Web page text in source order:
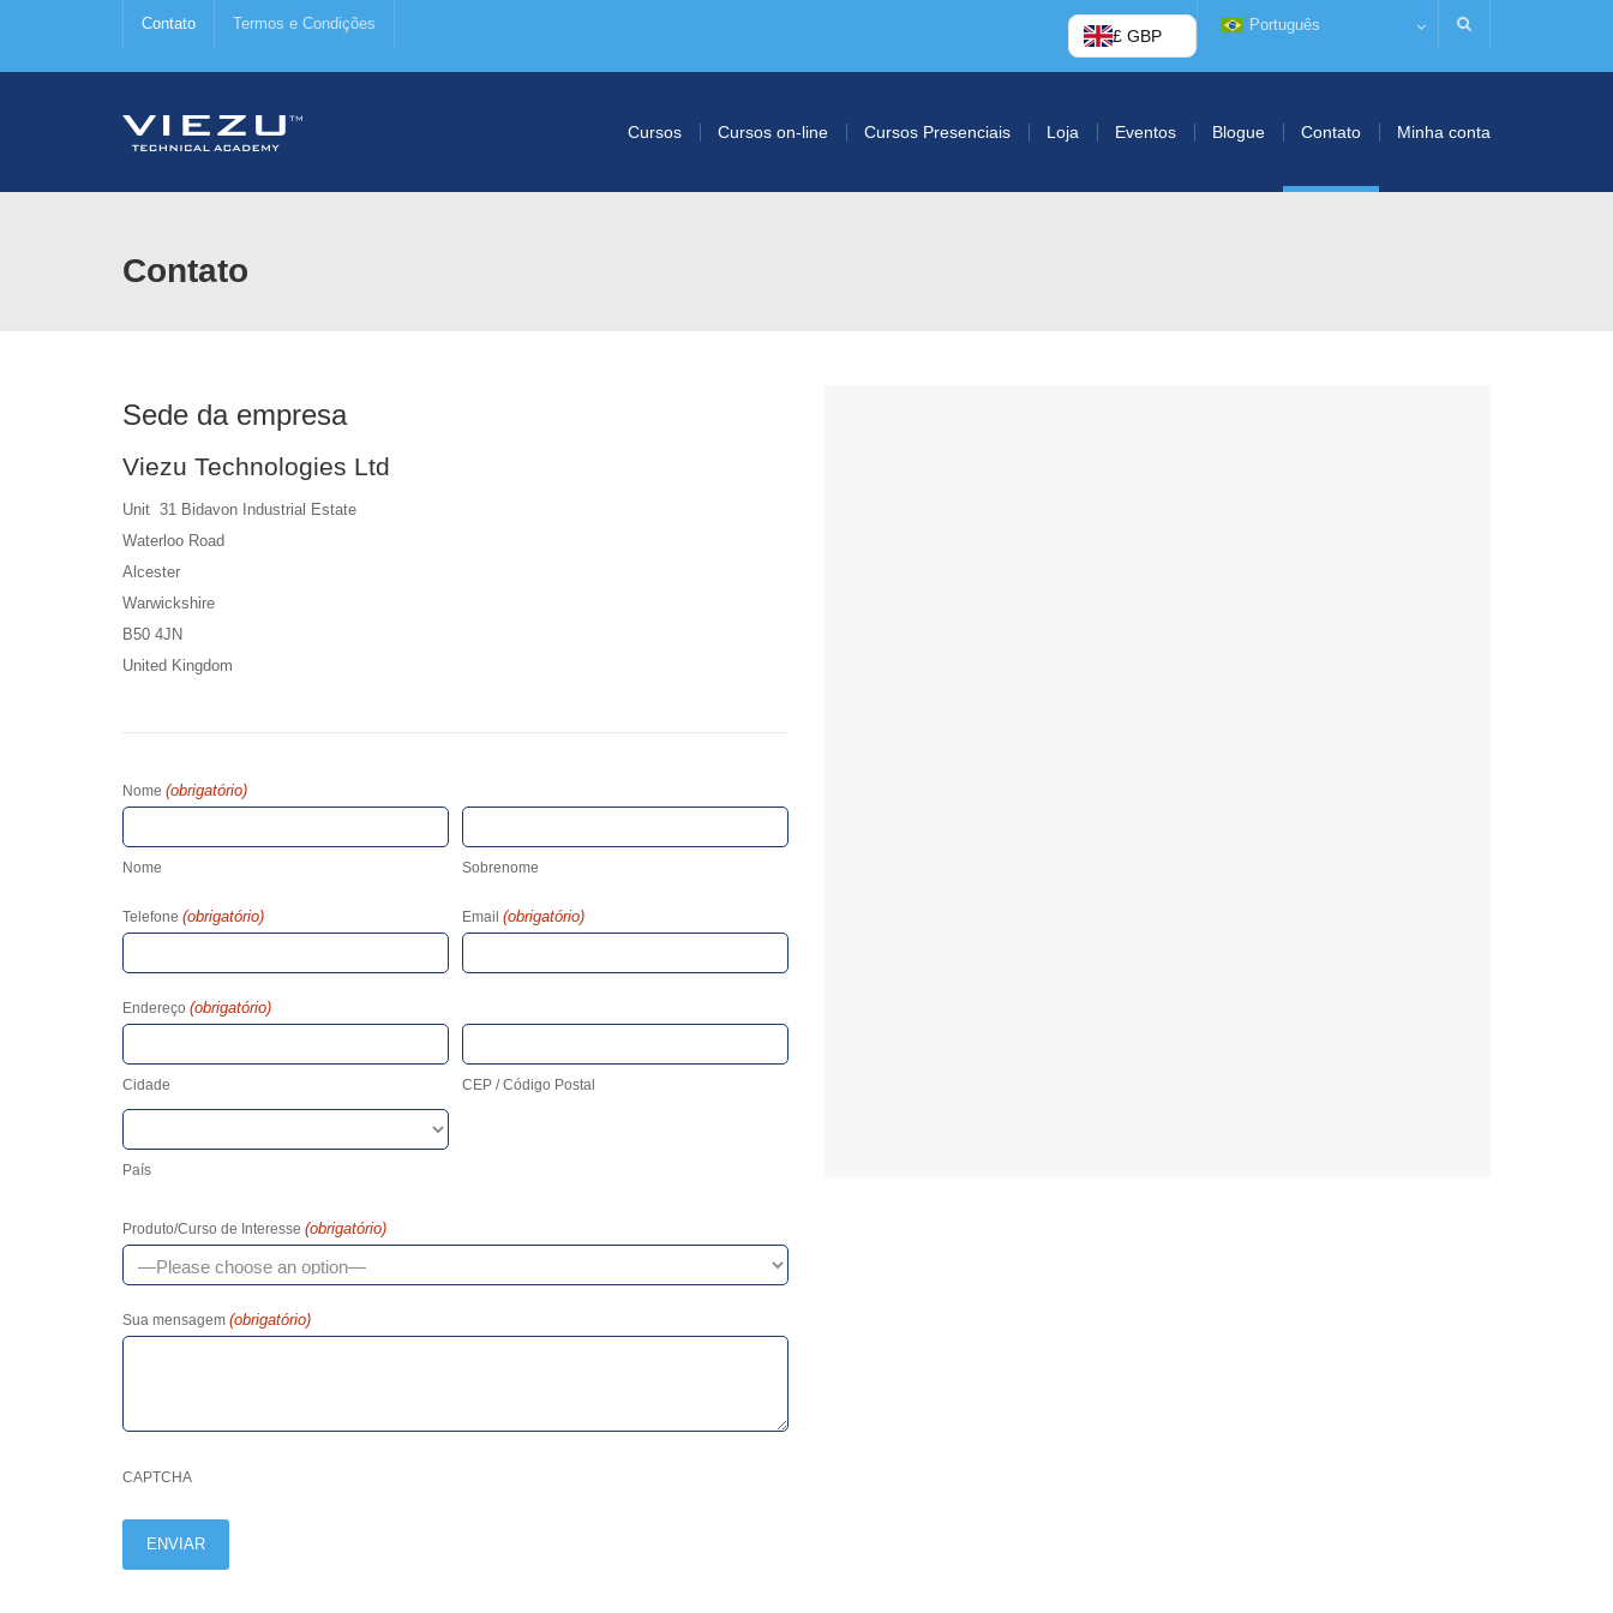
Contato Termos e Condições
£ GBP
Português
Cursos Cursos on-line Cursos Presenciais Loja Eventos Blogue Contato Minha conta
Contato
Sede da empresa
Viezu Technologies Ltd
Unit 31 Bidavon Industrial Estate
Waterloo Road
Alcester
Warwickshire
B50 4JN
United Kingdom
Nome (obrigatório)
Nome Sobrenome
Telefone (obrigatório) Email (obrigatório)
Endereço (obrigatório)
Cidade CEP / Código Postal
País
Produto/Curso de Interesse (obrigatório)
Sua mensagem (obrigatório)
CAPTCHA